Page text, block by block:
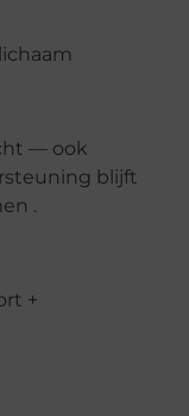
— ook
blijft
.
+